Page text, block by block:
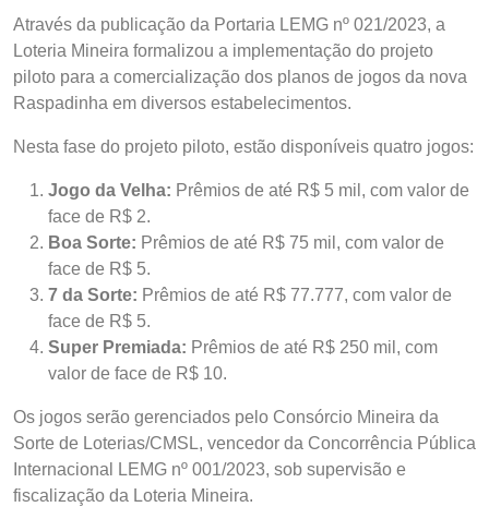
Através da publicação da Portaria LEMG nº 021/2023, a
Loteria Mineira formalizou a implementação do projeto
piloto para a comercialização dos planos de jogos da nova
Raspadinha em diversos estabelecimentos.
Nesta fase do projeto piloto, estão disponíveis quatro jogos:
Jogo da Velha: Prêmios de até R$ 5 mil, com valor de
face de R$ 2.
Boa Sorte: Prêmios de até R$ 75 mil, com valor de
face de R$ 5.
7 da Sorte: Prêmios de até R$ 77.777, com valor de
face de R$ 5.
Super Premiada: Prêmios de até R$ 250 mil, com
valor de face de R$ 10.
Os jogos serão gerenciados pelo Consórcio Mineira da
Sorte de Loterias/CMSL, vencedor da Concorrência Pública
Internacional LEMG nº 001/2023, sob supervisão e
fiscalização da Loteria Mineira.